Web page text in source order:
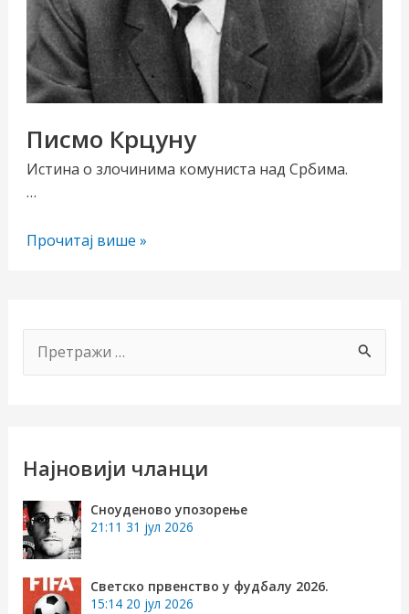
Писмо Крцуну
Истина о злочинима комуниста над Србима.
…
Писмо
Прочитај више »
р
р
г
а
з
Најновији чланци
Сноуденово упозорење
21:11 31 јул 2026
Светско првенство у фудбалу 2026.
15:14 20 јул 2026